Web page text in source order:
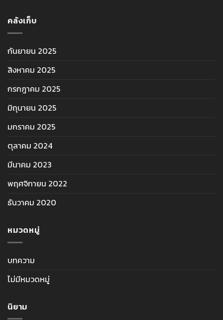
คลังเก็บ
กันยายน 2025
สิงหาคม 2025
กรกฎาคม 2025
มิถุนายน 2025
มกราคม 2025
ตุลาคม 2024
มีนาคม 2023
พฤศจิกายน 2022
ธันวาคม 2020
หมวดหมู่
บทความ
ไม่มีหมวดหมู่
นิยาม